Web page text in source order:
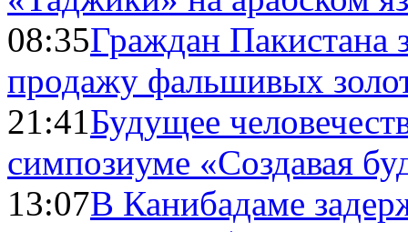
08:35Граждан Пакистана
продажу фальшивых
21:41Будущее
симпозиуме «Создавая
13:07В Канибадаме